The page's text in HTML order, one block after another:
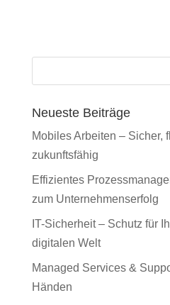
Neueste Beiträge
Mobiles Arbeiten – Sicher,
zukunftsfähig
Effizientes
zum Unternehmenserfolg
IT-Sicherheit – Schutz für
digitalen Welt
Managed Services &
Händen